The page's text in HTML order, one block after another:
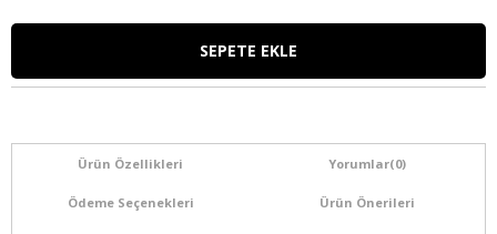
Ürün Özellikleri Yorumlar(0)
Ödeme Seçenekleri Ürün Önerileri